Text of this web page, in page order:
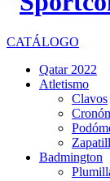
CATÁLOGO
Qatar 2022
Atletismo
Clavos
Badmington